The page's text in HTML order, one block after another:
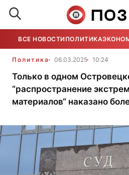
ВСЕ НОВОСТИ ПОЛИТИКА
Политика 06.03.2025 10:24
Только в одном
“распространение
материалов“ наказано